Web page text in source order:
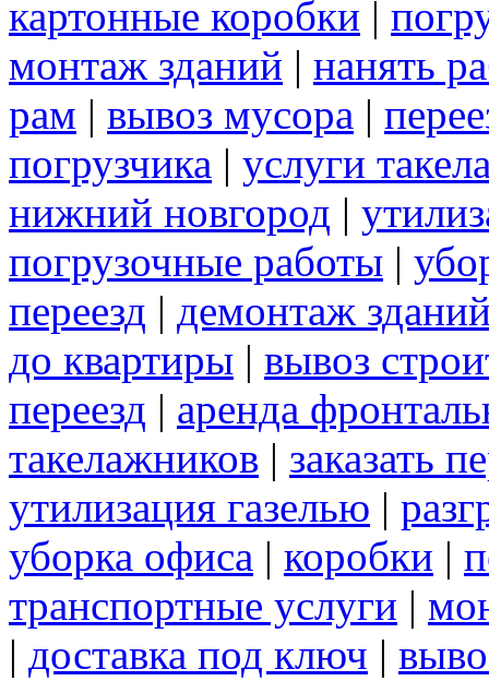
картонные коробки |
монтаж зданий | нанять
рам | вывоз мусора |
погрузчика | услуги
нижний новгород |
погрузочные работы |
переезд | демонтаж
до квартиры | вывоз
переезд | аренда
такелажников | заказать
утилизация газелью |
уборка офиса | коробки |
транспортные услуги |
| доставка под ключ |